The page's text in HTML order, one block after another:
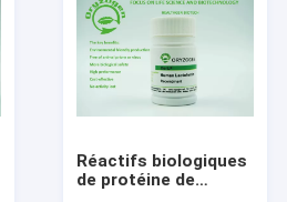
Réactifs biologiques
de protéine de